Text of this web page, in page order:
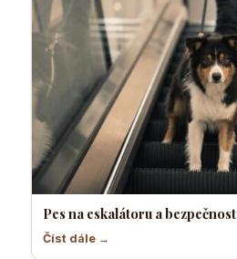
Pes na eskalátoru a bezpečnost
Číst dále →